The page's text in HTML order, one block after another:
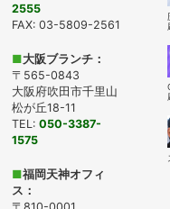
2555
FAX: 03-5809-2561
■大阪ブランチ：
〒565-0843
大阪府吹田市千里山
松が丘18-11
TEL:050-3387-
1575
■福岡天神オフィ
ス：